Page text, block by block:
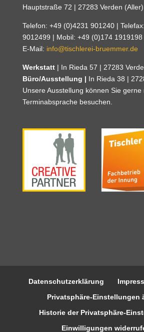
Hauptstraße 72 | 27283 Verden (Aller)
Telefon: +49 (0)4231 901240 |
9012499 | Mobil: +49 (0)174 1919198
E-Mail: info@tischlerei-bruemmer.de
Werkstatt| In Rieda 57 | 27283
Büro/Ausstellung | In Rieda 38 |
Unsere Ausstellung können Sie
Terminabsprache besuchen.
Datenschutzerklärung
Privatsphäre-Einstellungen
Historie der Privatsphäre-
Einwilligungen